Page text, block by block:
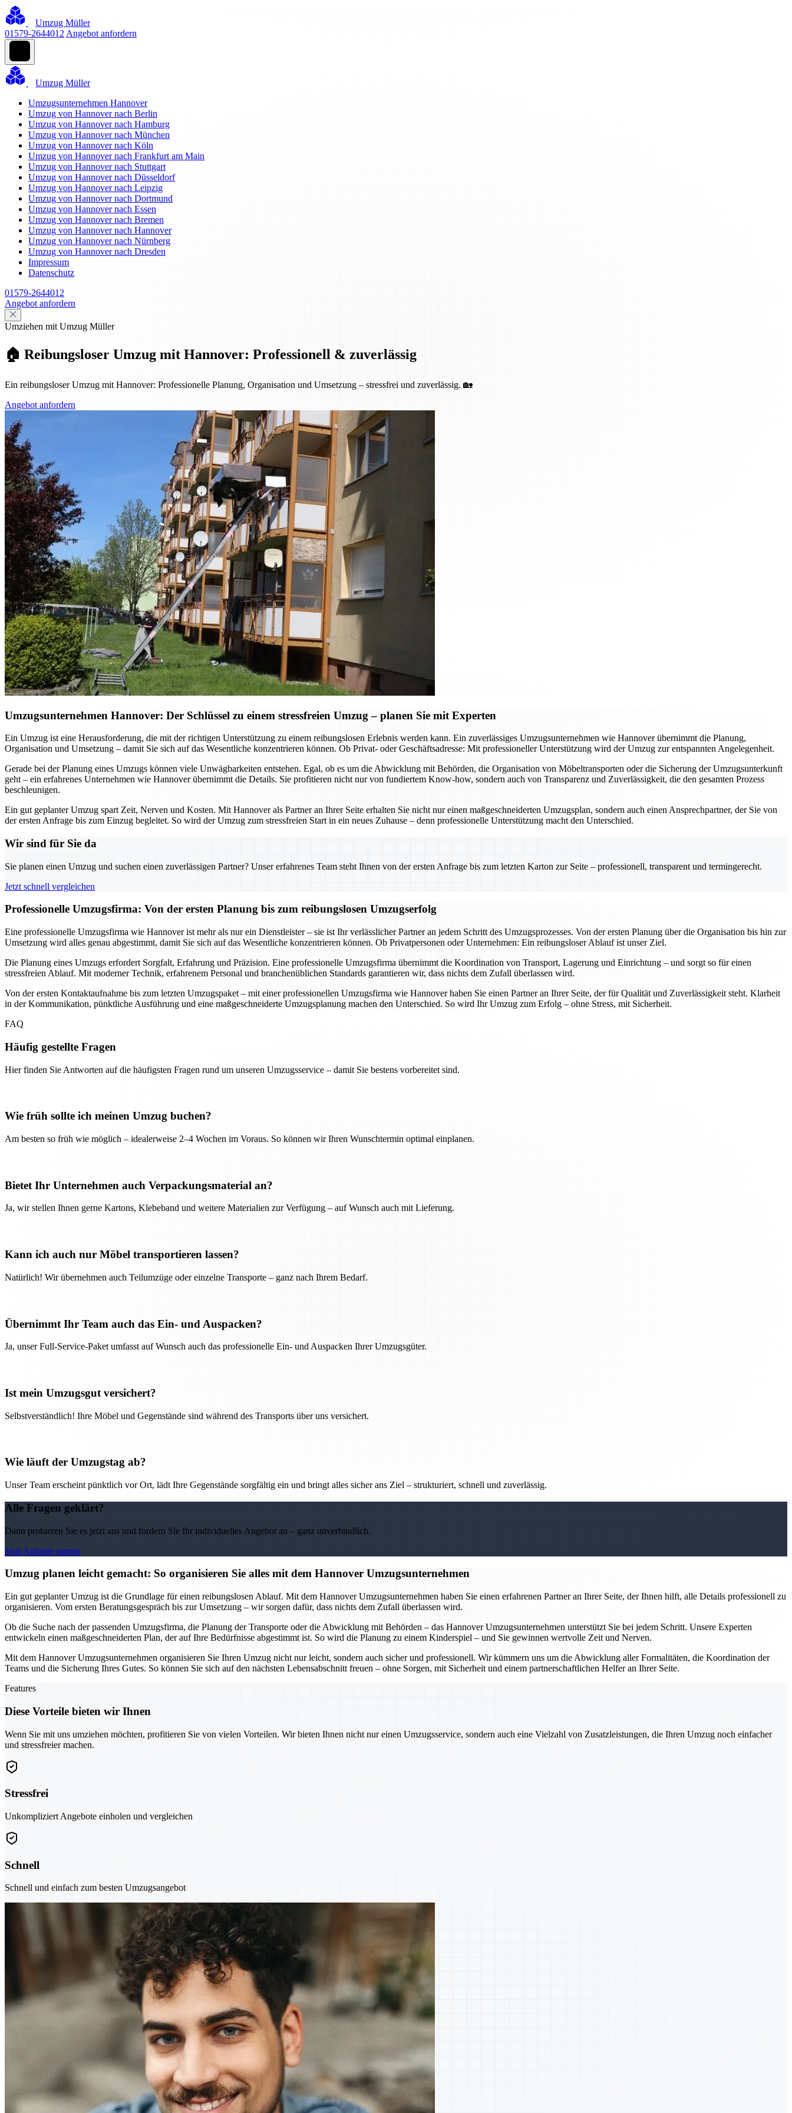
Umzug Müller
01579-2644012 Angebot anfordern
Umzug Müller
Umzugsunternehmen Hannover
Umzug von Hannover nach Berlin
Umzug von Hannover nach Hamburg
Umzug von Hannover nach München
Umzug von Hannover nach Köln
Umzug von Hannover nach Frankfurt am Main
Umzug von Hannover nach Stuttgart
Umzug von Hannover nach Düsseldorf
Umzug von Hannover nach Leipzig
Umzug von Hannover nach Dortmund
Umzug von Hannover nach Essen
Umzug von Hannover nach Bremen
Umzug von Hannover nach Hannover
Umzug von Hannover nach Nürnberg
Umzug von Hannover nach Dresden
Impressum
Datenschutz
01579-2644012
Angebot anfordern
Umziehen mit Umzug Müller
🏠 Reibungsloser Umzug mit Hannover: Professionell & zuverlässig
Ein reibungsloser Umzug mit Hannover: Professionelle Planung, Organisation und Umsetzung – stressfrei und zuverlässig. 🏡
Angebot anfordern
Umzugsunternehmen Hannover: Der Schlüssel zu einem stressfreien Umzug – planen Sie mit Experten
Ein Umzug ist eine Herausforderung, die mit der richtigen Unterstützung zu einem reibungslosen Erlebnis werden kann. Ein zuverlässiges Umzugsunternehmen wie Hannover übernimmt die Planung,
Organisation und Umsetzung – damit Sie sich auf das Wesentliche konzentrieren können. Ob Privat- oder Geschäftsadresse: Mit professioneller Unterstützung wird der Umzug zur entspannten Angelegenheit.
Gerade bei der Planung eines Umzugs können viele Unwägbarkeiten entstehen. Egal, ob es um die Abwicklung mit Behörden, die Organisation von Möbeltransporten oder die Sicherung der Umzugsunterkunft
geht – ein erfahrenes Unternehmen wie Hannover übernimmt die Details. Sie profitieren nicht nur von fundiertem Know-how, sondern auch von Transparenz und Zuverlässigkeit, die den gesamten Prozess
beschleunigen.
Ein gut geplanter Umzug spart Zeit, Nerven und Kosten. Mit Hannover als Partner an Ihrer Seite erhalten Sie nicht nur einen maßgeschneiderten Umzugsplan, sondern auch einen Ansprechpartner, der Sie von
der ersten Anfrage bis zum Einzug begleitet. So wird der Umzug zum stressfreien Start in ein neues Zuhause – denn professionelle Unterstützung macht den Unterschied.
Wir sind für Sie da
Sie planen einen Umzug und suchen einen zuverlässigen Partner? Unser erfahrenes Team steht Ihnen von der ersten Anfrage bis zum letzten Karton zur Seite – professionell, transparent und termingerecht.
Jetzt schnell vergleichen
Professionelle Umzugsfirma: Von der ersten Planung bis zum reibungslosen Umzugserfolg
Eine professionelle Umzugsfirma wie Hannover ist mehr als nur ein Dienstleister – sie ist Ihr verlässlicher Partner an jedem Schritt des Umzugsprozesses. Von der ersten Planung über die Organisation bis hin zur
Umsetzung wird alles genau abgestimmt, damit Sie sich auf das Wesentliche konzentrieren können. Ob Privatpersonen oder Unternehmen: Ein reibungsloser Ablauf ist unser Ziel.
Die Planung eines Umzugs erfordert Sorgfalt, Erfahrung und Präzision. Eine professionelle Umzugsfirma übernimmt die Koordination von Transport, Lagerung und Einrichtung – und sorgt so für einen
stressfreien Ablauf. Mit moderner Technik, erfahrenem Personal und branchenüblichen Standards garantieren wir, dass nichts dem Zufall überlassen wird.
Von der ersten Kontaktaufnahme bis zum letzten Umzugspaket – mit einer professionellen Umzugsfirma wie Hannover haben Sie einen Partner an Ihrer Seite, der für Qualität und Zuverlässigkeit steht. Klarheit
in der Kommunikation, pünktliche Ausführung und eine maßgeschneiderte Umzugsplanung machen den Unterschied. So wird Ihr Umzug zum Erfolg – ohne Stress, mit Sicherheit.
FAQ
Häufig gestellte Fragen
Hier finden Sie Antworten auf die häufigsten Fragen rund um unseren Umzugsservice – damit Sie bestens vorbereitet sind.
Wie früh sollte ich meinen Umzug buchen?
Am besten so früh wie möglich – idealerweise 2–4 Wochen im Voraus. So können wir Ihren Wunschtermin optimal einplanen.
Bietet Ihr Unternehmen auch Verpackungsmaterial an?
Ja, wir stellen Ihnen gerne Kartons, Klebeband und weitere Materialien zur Verfügung – auf Wunsch auch mit Lieferung.
Kann ich auch nur Möbel transportieren lassen?
Natürlich! Wir übernehmen auch Teilumzüge oder einzelne Transporte – ganz nach Ihrem Bedarf.
Übernimmt Ihr Team auch das Ein- und Auspacken?
Ja, unser Full-Service-Paket umfasst auf Wunsch auch das professionelle Ein- und Auspacken Ihrer Umzugsgüter.
Ist mein Umzugsgut versichert?
Selbstverständlich! Ihre Möbel und Gegenstände sind während des Transports über uns versichert.
Wie läuft der Umzugstag ab?
Unser Team erscheint pünktlich vor Ort, lädt Ihre Gegenstände sorgfältig ein und bringt alles sicher ans Ziel – strukturiert, schnell und zuverlässig.
Alle Fragen geklärt?
Dann probieren Sie es jetzt aus und fordern Sie Ihr individuelles Angebot an – ganz unverbindlich.
Jetzt Anfrage starten
Umzug planen leicht gemacht: So organisieren Sie alles mit dem Hannover Umzugsunternehmen
Ein gut geplanter Umzug ist die Grundlage für einen reibungslosen Ablauf. Mit dem Hannover Umzugsunternehmen haben Sie einen erfahrenen Partner an Ihrer Seite, der Ihnen hilft, alle Details professionell zu
organisieren. Vom ersten Beratungsgespräch bis zur Umsetzung – wir sorgen dafür, dass nichts dem Zufall überlassen wird.
Ob die Suche nach der passenden Umzugsfirma, die Planung der Transporte oder die Abwicklung mit Behörden – das Hannover Umzugsunternehmen unterstützt Sie bei jedem Schritt. Unsere Experten
entwickeln einen maßgeschneiderten Plan, der auf Ihre Bedürfnisse abgestimmt ist. So wird die Planung zu einem Kinderspiel – und Sie gewinnen wertvolle Zeit und Nerven.
Mit dem Hannover Umzugsunternehmen organisieren Sie Ihren Umzug nicht nur leicht, sondern auch sicher und professionell. Wir kümmern uns um die Abwicklung aller Formalitäten, die Koordination der
Teams und die Sicherung Ihres Gutes. So können Sie sich auf den nächsten Lebensabschnitt freuen – ohne Sorgen, mit Sicherheit und einem partnerschaftlichen Helfer an Ihrer Seite.
Features
Diese Vorteile bieten wir Ihnen
Wenn Sie mit uns umziehen möchten, profitieren Sie von vielen Vorteilen. Wir bieten Ihnen nicht nur einen Umzugsservice, sondern auch eine Vielzahl von Zusatzleistungen, die Ihren Umzug noch einfacher
und stressfreier machen.
Stressfrei
Unkompliziert Angebote einholen und vergleichen
Schnell
Schnell und einfach zum besten Umzugsangebot